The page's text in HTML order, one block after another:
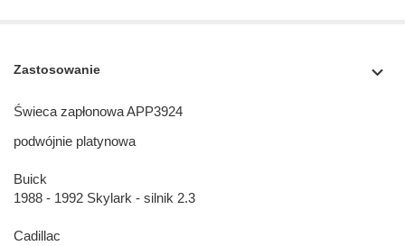
Zastosowanie
Świeca zapłonowa APP3924
podwójnie platynowa
Buick
1988 - 1992 Skylark - silnik 2.3
Cadillac